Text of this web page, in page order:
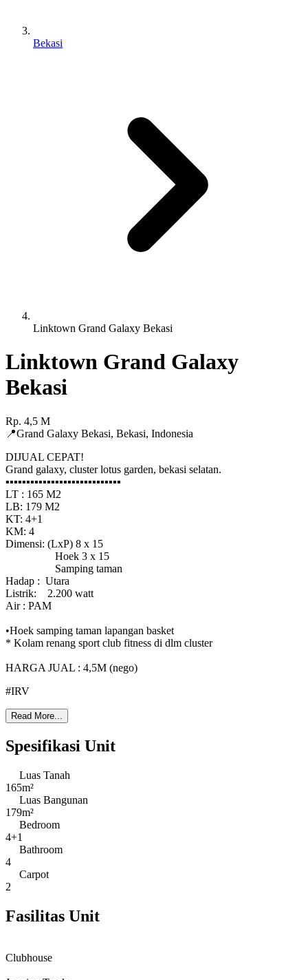
Bekasi
Linktown Grand Galaxy Bekasi
Linktown Grand Galaxy
Bekasi
Rp. 4,5 M
📍Grand Galaxy Bekasi, Bekasi, Indonesia
DIJUAL CEPAT!
Grand galaxy, cluster lotus garden, bekasi selatan.
▪︎▪︎▪︎▪︎▪︎▪︎▪︎▪︎▪︎▪︎▪︎▪︎▪︎▪︎▪︎▪︎▪︎▪︎▪︎▪︎▪︎▪︎▪︎▪︎▪︎▪︎▪︎▪︎
LT : 165 M2
LB: 179 M2
KT: 4+1
KM: 4
Dimensi: (LxP) 8 x 15
Hoek 3 x 15
Samping taman
Hadap : Utara
Listrik: 2.200 watt
Air : PAM
•Hoek samping taman lapangan basket
* Kolam renang sport club fitness di dlm cluster
HARGA JUAL : 4,5M (nego)
#IRV
Read More...
Spesifikasi Unit
Luas Tanah
165m²
Luas Bangunan
179m²
Bedroom
4+1
Bathroom
4
Carpot
2
Fasilitas Unit
Clubhouse